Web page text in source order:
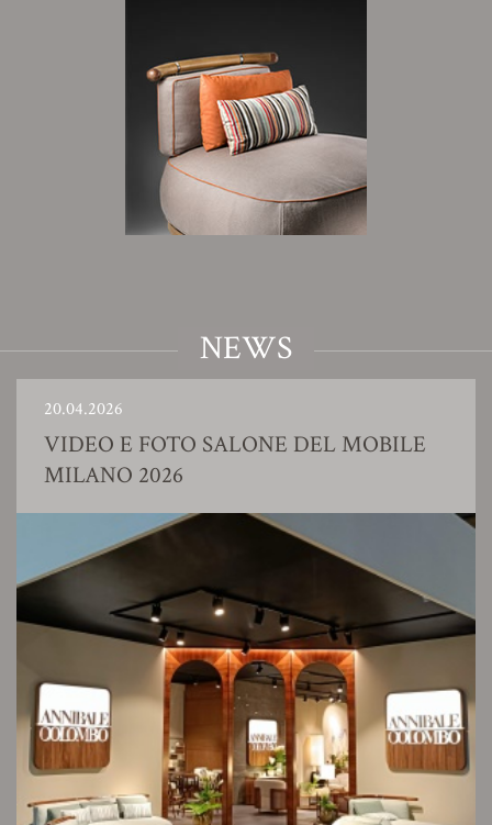
NEWS
20.04.2026
VIDEO E FOTO SALONE DEL MOBILE
MILANO 2026